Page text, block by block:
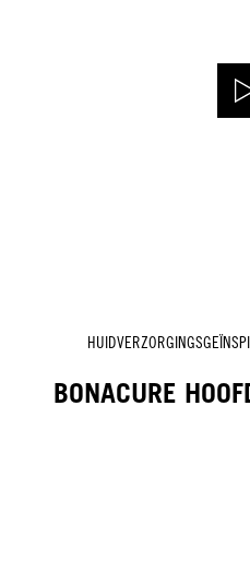
BONACURE